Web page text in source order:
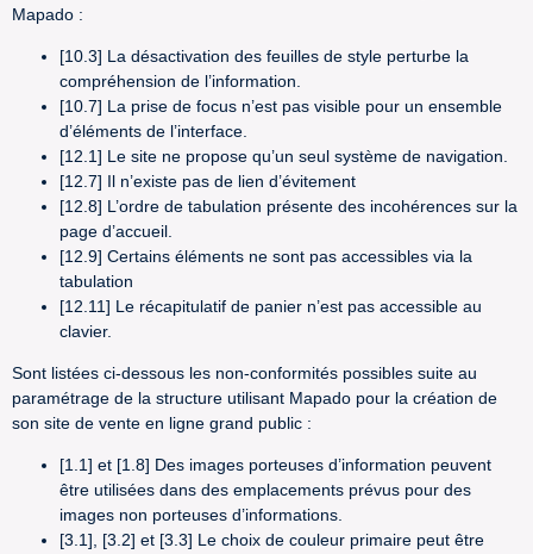
Mapado :
[10.3] La désactivation des feuilles de style perturbe la
compréhension de l’information.
[10.7] La prise de focus n’est pas visible pour un ensemble
d’éléments de l’interface.
[12.1] Le site ne propose qu’un seul système de navigation.
[12.7] Il n’existe pas de lien d’évitement
[12.8] L’ordre de tabulation présente des incohérences sur la
page d’accueil.
[12.9] Certains éléments ne sont pas accessibles via la
tabulation
[12.11] Le récapitulatif de panier n’est pas accessible au
clavier.
Sont listées ci-dessous les non-conformités possibles suite au
paramétrage de la structure utilisant Mapado pour la création de
son site de vente en ligne grand public :
[1.1] et [1.8] Des images porteuses d’information peuvent
être utilisées dans des emplacements prévus pour des
images non porteuses d’informations.
[3.1], [3.2] et [3.3] Le choix de couleur primaire peut être